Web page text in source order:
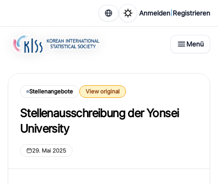
Anmelden Registrieren
Menü
Stellenangebote View original
Stellenausschreibung der Yonsei
University
29. Mai 2025